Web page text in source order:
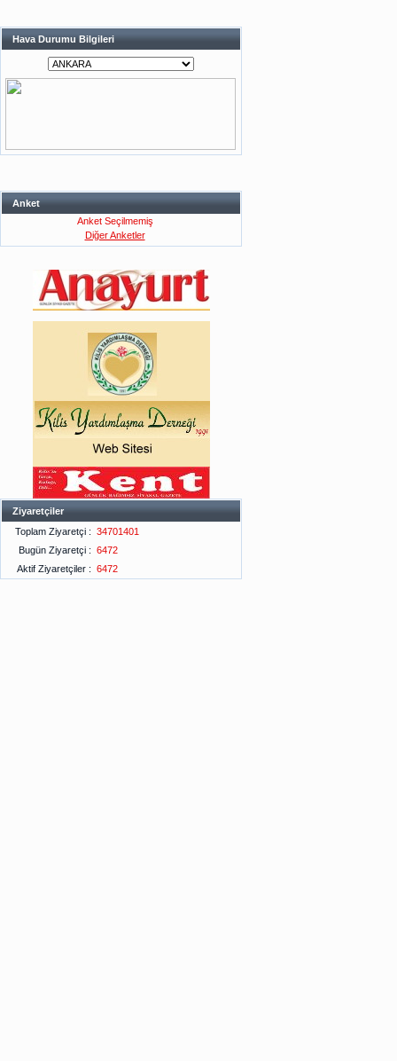
Hava Durumu Bilgileri
Anket
Anket Seçilmemiş
Diğer Anketler
Ziyaretçiler
Toplam Ziyaretçi : 34701401
Bugün Ziyaretçi : 6472
Aktif Ziyaretçiler : 6472